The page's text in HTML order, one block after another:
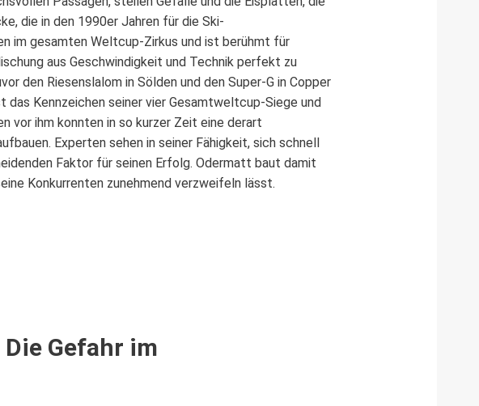
die in den 1990er Jahren für die Ski-
im gesamten Weltcup-Zirkus und ist berühmt für
aus Geschwindigkeit und Technik perfekt zu
den Riesenslalom in Sölden und den Super-G in Copper
Kennzeichen seiner vier Gesamtweltcup-Siege und
vor ihm konnten in so kurzer Zeit eine derart
Experten sehen in seiner Fähigkeit, sich schnell
Faktor für seinen Erfolg. Odermatt baut damit
Konkurrenten zunehmend verzweifeln lässt.
Gefahr im